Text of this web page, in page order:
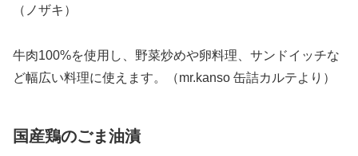
（ノザキ）
牛肉100%を使用し、野菜炒めや卵料理、サンドイッチな
ど幅広い料理に使えます。（mr.kanso 缶詰カルテより）
国産鶏のごま油漬